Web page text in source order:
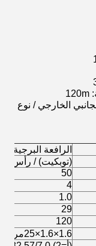
الخارجي / نوع
الرافعة البرجية QTZ50 (5010)
(توبكيت) / رأس
50
4
1.0
29
120
1.6×1.6×25مربع 135 × 10 ملم